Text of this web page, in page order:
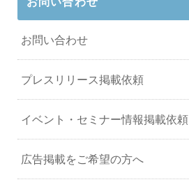
お問い合わせ
プレスリリース掲載依頼
イベント・セミナー情報掲載依頼
広告掲載をご希望の方へ